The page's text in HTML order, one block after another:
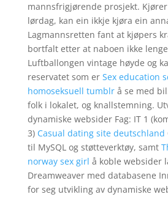
mannsfrigjørende prosjekt.
lørdag, kan ein ikkje kjøra ein
Lagmannsretten fant at kjøpers
bortfalt etter at naboen ikke
Luftballongen vintage høyde og
reservatet som er Sex education
homoseksuell tumblrå se med
folk i lokalet, og knallstemning.
dynamiske websider Fag: IT 1
3) Casual dating site deutschland
til MySQL og støtteverktøy, samt
norway sex girl å koble websider
Dreamweaver med databasene
for seg utvikling av dynamiske